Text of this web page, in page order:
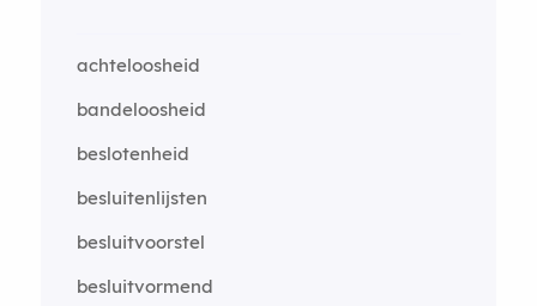
achteloosheid
bandeloosheid
beslotenheid
besluitenlijsten
besluitvoorstel
besluitvormend